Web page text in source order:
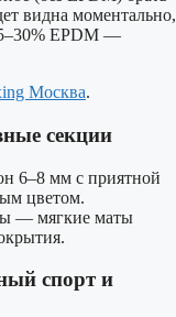
видна моментально,
EPDM —
Москва.
секции
6–8 мм с приятной
цветом.
— мягкие маты
спорт и